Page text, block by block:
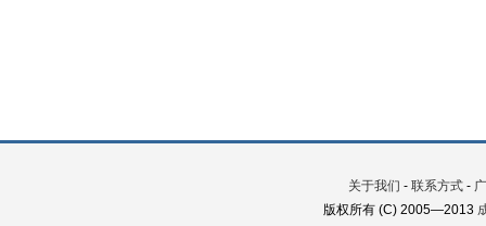
关于我们 - 联系方式 -
版权所有 (C) 2005—2013